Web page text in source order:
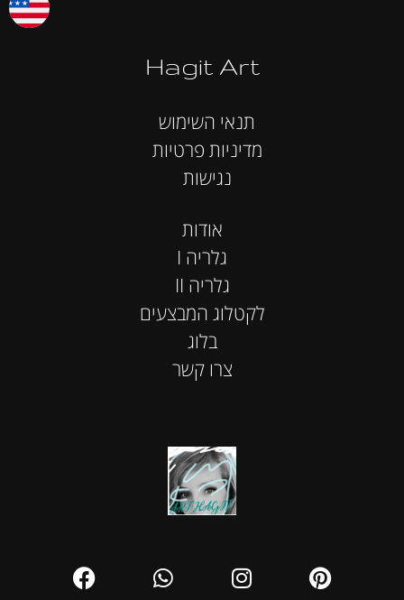
Hagit Art
אודות
I גלריה
II גלריה
לקטלוג המבצעים
בלוג
צרו קשר
תנאי השימוש
מדיניות פרטיות
נגישות